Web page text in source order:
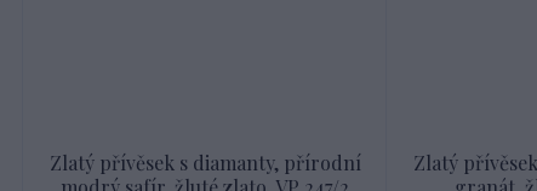
Zlatý přívěsek s diamanty, přírodní
Zlatý